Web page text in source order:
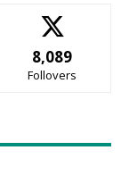
8,089
Follovers